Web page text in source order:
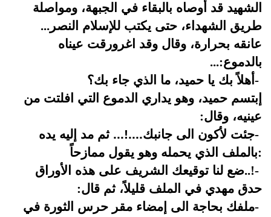
الشهيد قد أوصاه بالبقاء في الجبهة، ومواصلة
طريق الشهداء، حتى يكتب للإسلام النصر ...
عانقه بحرارة، وقال وقد اغرورقت عيناه
بالدموع...:
- أهلاً بك يا حميد، ما الذي جاء بك؟
إبتسم حميد، وهو يداري الدموع التي افلتت من
عينيه، وقال:
-جئت لأكون الى جانبك....!... ثم مد إليه يده
بالملف الذي يحمله وهو يقول ممازحاً:
-
ضع لنا توقيعك الشريف على هذه الأوراق..!
حدق مهدي في الملف قليلاً، ثم قال:
-ملفك بحاجة الى إمضاء مقر حرس الثورة في